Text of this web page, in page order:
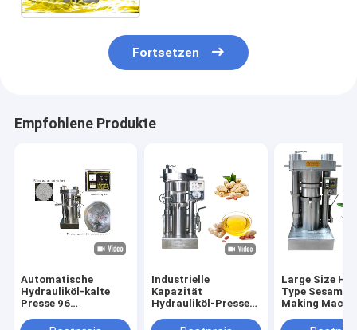
Fortsetzen
Empfohlene Produkte
Automatische
Hydrauliköl-kalte
Presse 96
Presse-Maschine 60
Industrielle
Kapazität
Hydrauliköl-Presse-
Erdnussöl Presser
Large Size
Type Sesame
Making
Avocado